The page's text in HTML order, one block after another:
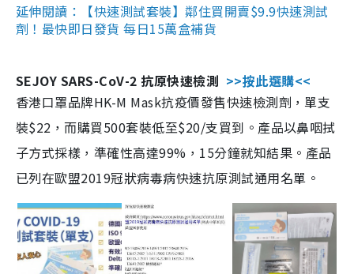
延伸閱讀：【快速測試套裝】鄰住買開賣$9.9快速測試
劑！最快即日發貨 每日15萬盒補貨
SEJOY SARS-CoV-2 抗原快速檢測 >>按此選購<<
香港口罩品牌HK-M Mask抗疫價發售快速檢測劑，單支
裝$22，而購買500套裝低至$20/支買到。產品以鼻咽拭
子方式採樣，準確性高達99%，15分鐘就知結果。產品
已列在歐盟2019冠狀病毒病快速抗原測試通用名單。